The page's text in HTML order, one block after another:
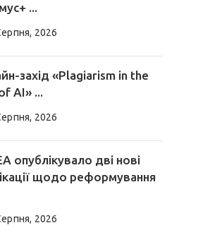
...
2026
захід «Plagiarism in the
AI» ...
2026
опублікувало дві нові
щодо реформування
2026